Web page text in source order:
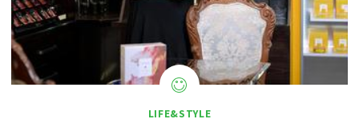
LIFE&STYLE